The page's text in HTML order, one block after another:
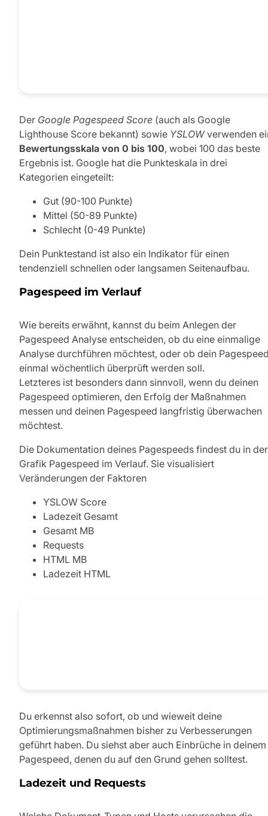
Der Google Pagespeed Score (auch als Google
Lighthouse Score bekannt) sowie YSLOWverwenden
Bewertungsskala von 0 bis 100, wobei 100 das beste
Ergebnis ist. Google hat die Punkteskala in drei
Kategorien eingeteilt:
Gut (90-100 Punkte)
Mittel (50-89 Punkte)
Schlecht (0-49 Punkte)
Dein Punktestand ist also ein Indikator für einen
tendenziell schnellen oder langsamen Seitenaufbau.
Pagespeed im Verlauf
Wie bereits erwähnt, kannst du beim Anlegen der
Pagespeed Analyse entscheiden, ob du eine einmalige
Analyse durchführen möchtest, oder ob dein
einmal wöchentlich überprüft werden soll.
Letzteres ist besonders dann sinnvoll, wenn du deinen
Pagespeed optimieren, den Erfolg der Maßnahmen
messen und deinen Pagespeed langfristig überwachen
möchtest.
Die Dokumentation deines Pagespeeds findest du in der
Grafik Pagespeed im Verlauf. Sie visualisiert
Veränderungen der Faktoren
YSLOW Score
Ladezeit Gesamt
Gesamt MB
Requests
HTML MB
Ladezeit HTML
Du erkennst also sofort, ob und wieweit deine
Optimierungsmaßnahmen bisher zu Verbesserungen
geführt haben. Du siehst aber auch Einbrüche in deinem
Pagespeed, denen du auf den Grund gehen solltest.
Ladezeit und Requests